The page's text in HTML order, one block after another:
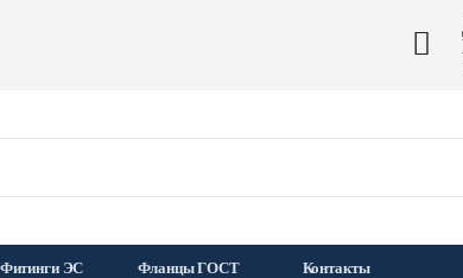
Фитинги ЭС Фланцы ГОСТ Контакты